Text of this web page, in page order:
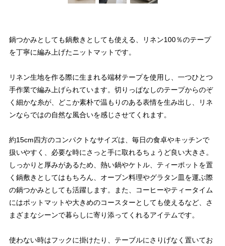
鍋つかみとしても鍋敷きとしても使える、リネン100％のテープ
を丁寧に編み上げたニットマットです。
リネン生地を作る際に生まれる端材テープを使用し、一つひとつ
手作業で編み上げられています。切りっぱなしのテープからのぞ
く細かな糸が、どこか素朴で温もりのある表情を生み出し、リネ
ンならではの自然な風合いを感じさせてくれます。
約15cm四方のコンパクトなサイズは、毎日の食卓やキッチンで
扱いやすく、必要な時にさっと手に取れるちょうど良い大きさ。
しっかりと厚みがあるため、熱い鍋やケトル、ティーポットを置
く鍋敷きとしてはもちろん、オーブン料理やグラタン皿を運ぶ際
の鍋つかみとしても活躍します。また、コーヒーやティータイム
にはポットマットや大きめのコースターとしても使えるなど、さ
まざまなシーンで暮らしに寄り添ってくれるアイテムです。
使わない時はフックに掛けたり、テーブルにさりげなく置いてお